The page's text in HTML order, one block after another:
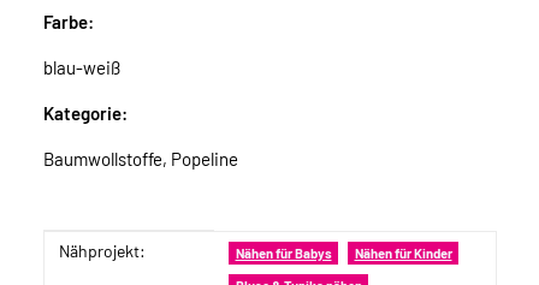
Farbe:
blau-weiß
Kategorie:
Baumwollstoffe, Popeline
Produkteigenschaft
Wert
Nähprojekt: Nähen für Babys Nähen für Kinder